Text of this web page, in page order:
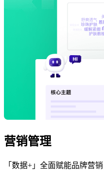
营销管理
「数据+」全面赋能品牌营